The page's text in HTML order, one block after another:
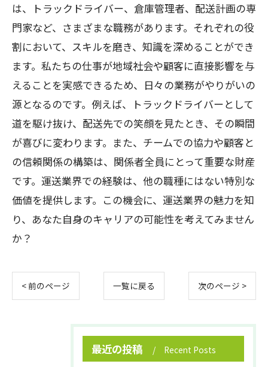
は、トラックドライバー、倉庫管理者、配送計画の専
門家など、さまざまな職務があります。それぞれの役
割において、スキルを磨き、知識を深めることができ
ます。私たちの仕事が地域社会や顧客に直接影響を与
えることを実感できるため、日々の業務がやりがいの
源となるのです。例えば、トラックドライバーとして
道を駆け抜け、配送先での笑顔を見たとき、その瞬間
が喜びに変わります。また、チームでの協力や顧客と
の信頼関係の構築は、関係者全員にとって重要な財産
です。運送業界での経験は、他の職種にはない特別な
価値を提供します。この機会に、運送業界の魅力を知
り、あなた自身のキャリアの可能性を考えてみません
か？
< 前のページ 一覧に戻る 次のページ >
最近の投稿 Recent Posts